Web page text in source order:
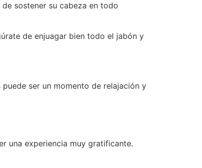
sostener su cabeza en todo
de enjuagar bien todo el jabón y
ser un momento de relajación y
una experiencia muy gratificante.